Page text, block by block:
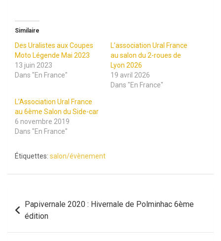
Similaire
Des Uralistes aux Coupes
Moto Légende Mai 2023
13 juin 2023
Dans "En France"
L’association Ural France
au salon du 2-roues de
Lyon 2026
19 avril 2026
Dans "En France"
L’Association Ural France
au 6ème Salon du Side-car
6 novembre 2019
Dans "En France"
Étiquettes: salon/évènement
Navigation
de
l’article
Papivernale 2020 : Hivernale de Polminhac 6ème
édition